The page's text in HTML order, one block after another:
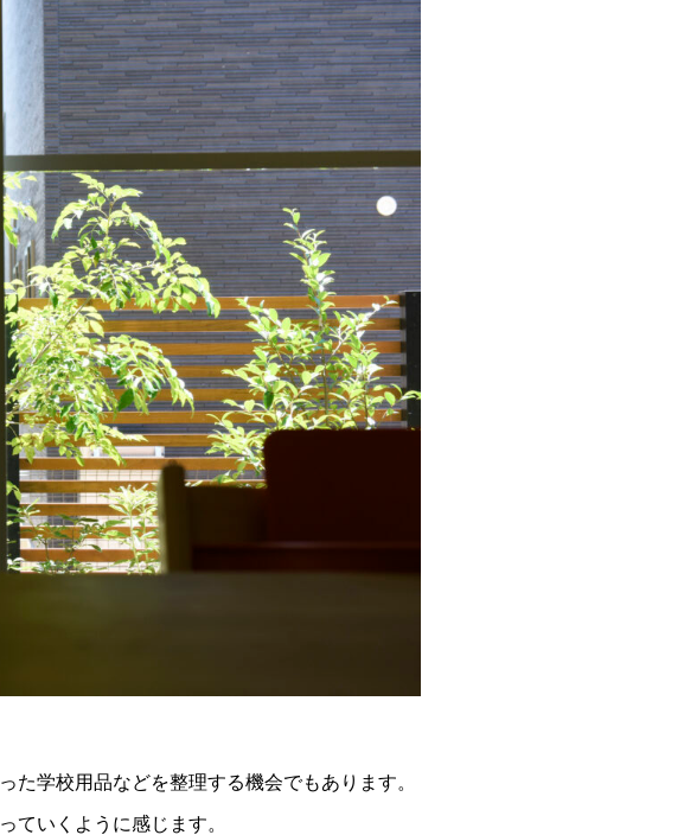
学校用品などを整理する機会でもあります。
ていくように感じます。